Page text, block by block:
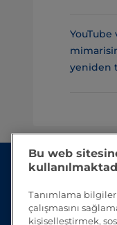
YouTube
yeniden
Bu web
Tanımlama
çalışmasını
kişiselleştirmek,